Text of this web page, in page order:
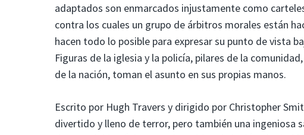
adaptados son enmarcados injustamente como
contra los cuales un grupo de árbitros morales están
hacen todo lo posible para expresar su punto de vista
Figuras de la iglesia y la policía, pilares de la
de la nación, toman el asunto en sus propias manos.
Escrito por Hugh Travers y dirigido por Christopher
divertido y lleno de terror, pero también una ingeniosa